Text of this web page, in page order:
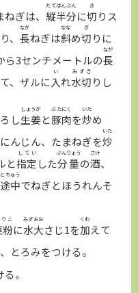
ぎは、 縦半分
たてはんぶん
に切
き
りス
り、 長
なが
ねぎは斜
なな
め切
ぎ
りに
ら3センチメートルの長
なが
、ザルに入
い
れ水切
みずき
りし
し生姜
しょうが
と豚肉
ぶたにく
を炒
いた
め
んじん、たまねぎを炒
いた
と指定
してい
した分量
ぶんりょう
の酒
さけ
、
途中
とちゅう
でねぎとほうれんそ
粉
こ
に水
みず
大
おお
さじ1を加
くわ
えて
とろみをつける。
。